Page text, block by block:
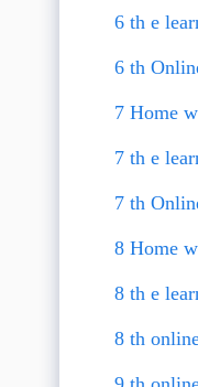
6 th e
6 th
7 Home
7 th e
7 th
8 Home
8 th e
8 th